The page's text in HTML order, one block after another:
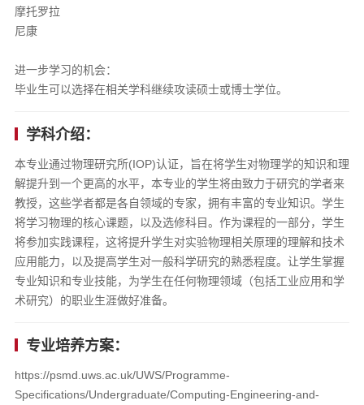
摩托罗拉
尼康
进一步学习的机会：
毕业生可以选择在相关学科继续攻读硕士或博士学位。
学科介绍：
本专业通过物理研究所(IOP)认证，旨在将学生对物理学的知识和理
解提升到一个更高的水平，本专业的学生将由致力于研究的学者来
教授，这些学者都是各自领域的专家，拥有丰富的专业知识。学生
将学习物理的核心课题，以及选修科目。作为课程的一部分，学生
将参加实践课程，这将提升学生对实验物理相关原理的理解和技术
应用能力，以及提高学生对一般科学研究的熟悉程度。让学生掌握
专业知识和专业技能，为学生在任何物理领域（包括工业应用和学
术研究）的职业生涯做好准备。
专业培养方案：
https://psmd.uws.ac.uk/UWS/Programme-
Specifications/Undergraduate/Computing-Engineering-and-